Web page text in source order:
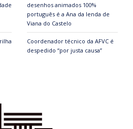
desenhos animados 100%
português é a Ana da lenda de
Viana do Castelo
Coordenador técnico da AFVC é
despedido “por justa causa”